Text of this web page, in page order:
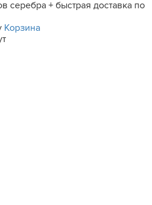
серебра + быстрая доставка по
Корзина